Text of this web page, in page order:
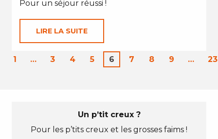
Pour un séjour réussi !
LIRE LA SUITE
1 … 3 4 5 6 7 8 9 … 23
Un p’tit creux ?
Pour les p’tits creux et les grosses faims !